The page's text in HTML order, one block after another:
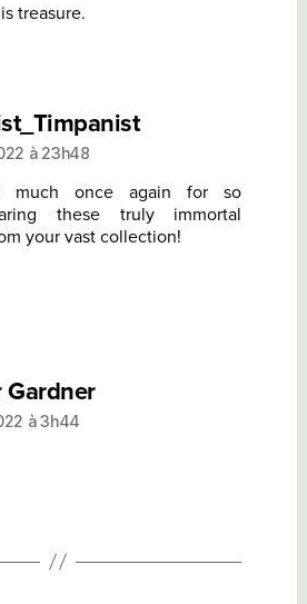
treasure.
dit :
à 23h48
much once again for so
these truly immortal
your vast collection!
Gardnerdit :
à 3h44